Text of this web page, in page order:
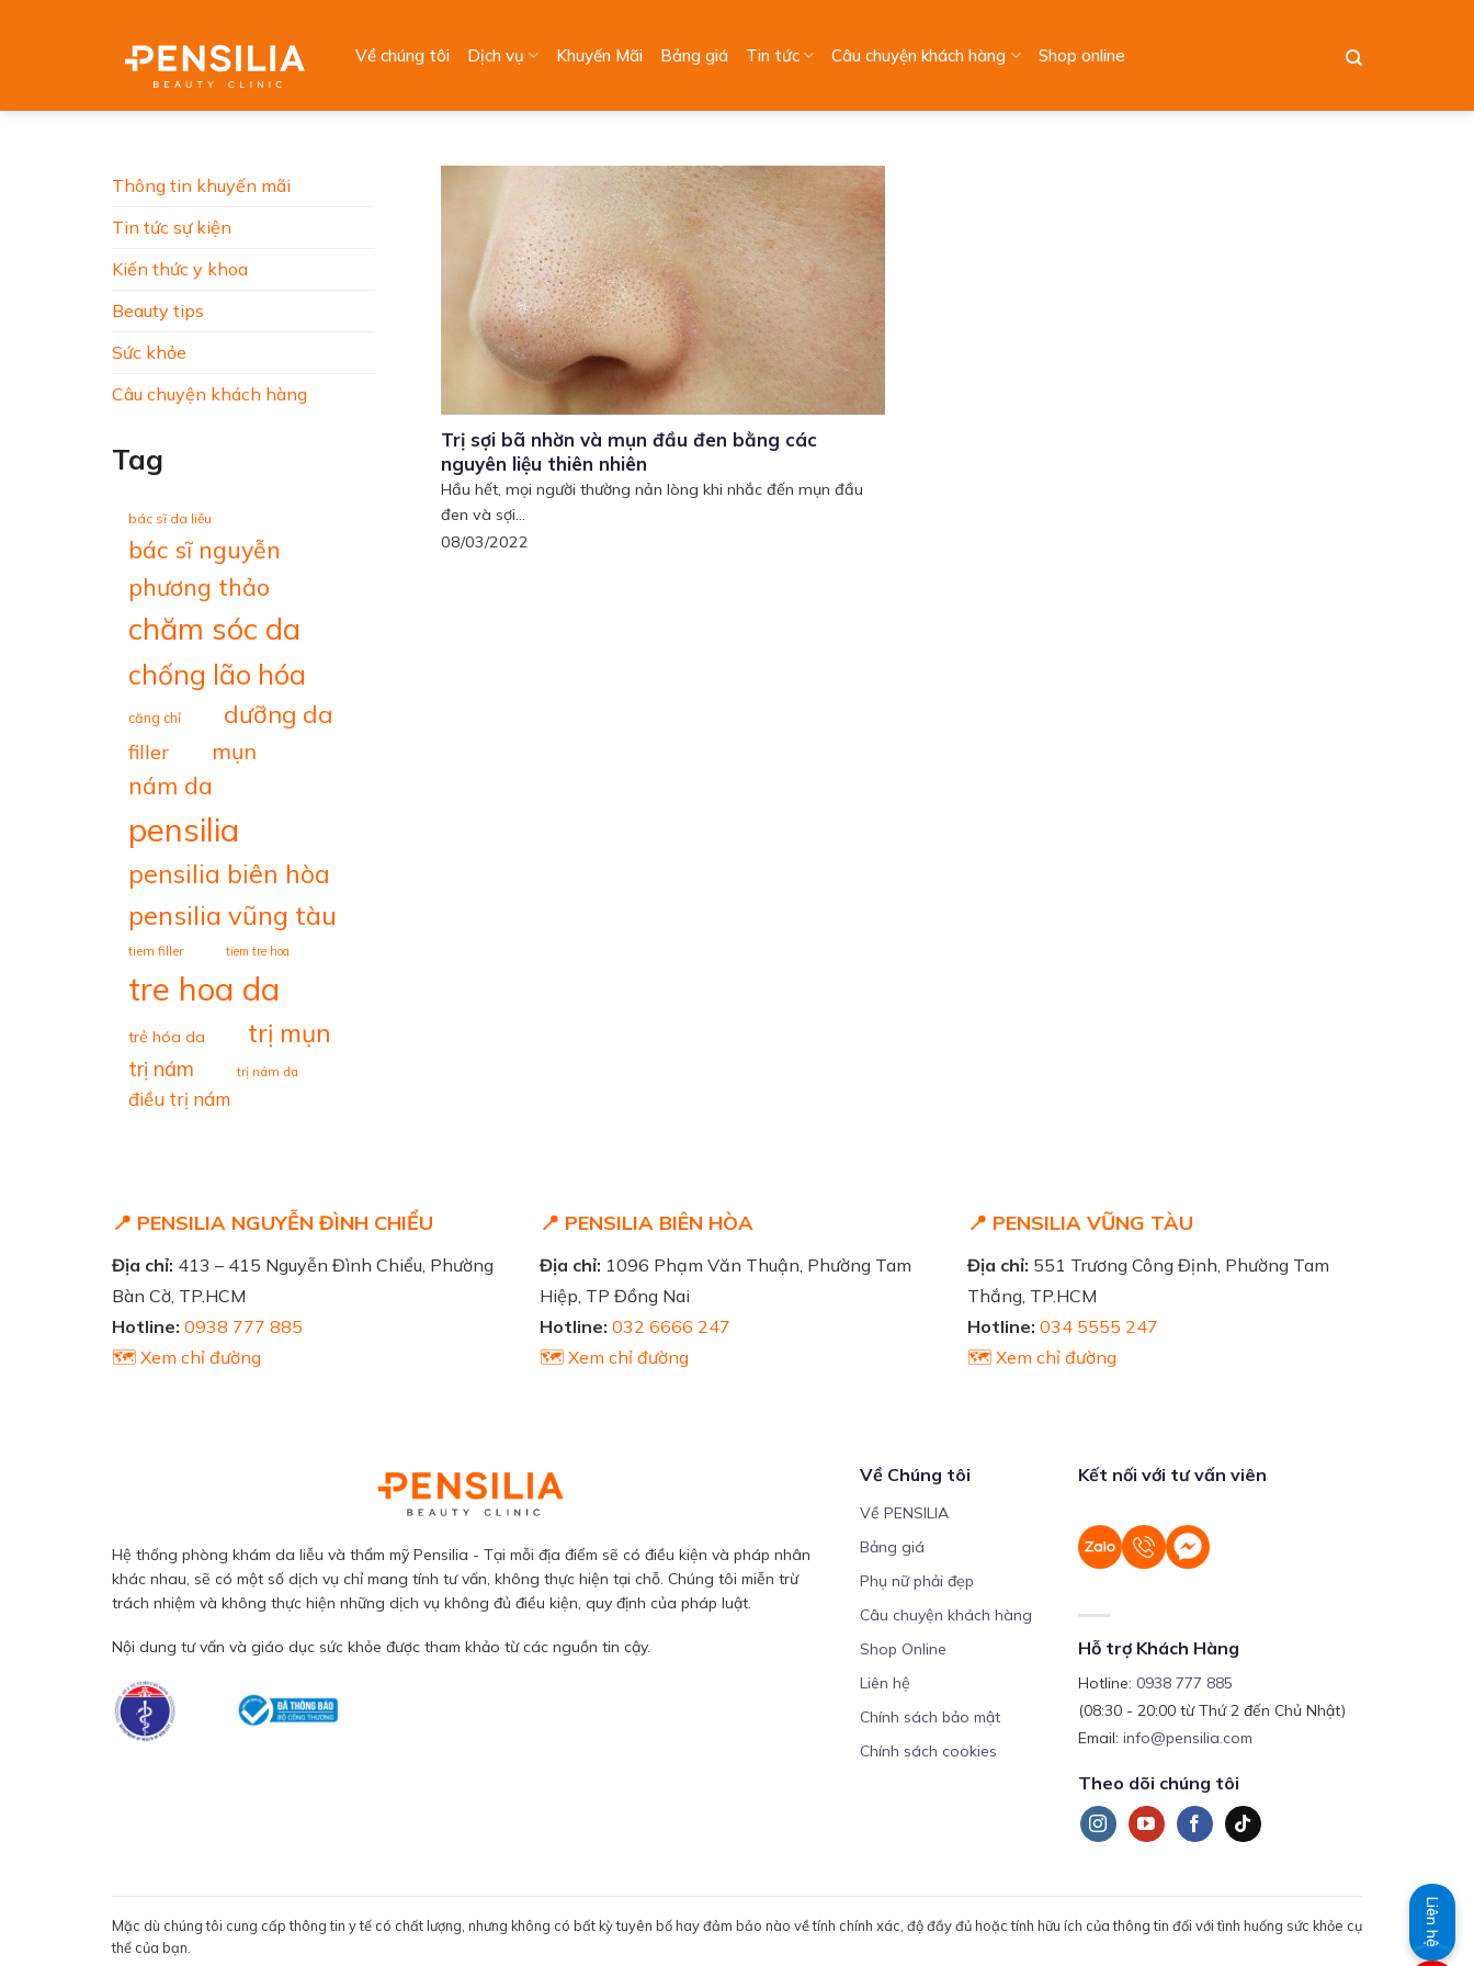
Về chúng tôi Dịch vụ Khuyến Mãi Bảng giá Tin tức Câu chuyện khách hàng Shop online
Thông tin khuyến mãi
Tin tức sự kiện
Kiến thức y khoa
Beauty tips
Sức khỏe
Câu chuyện khách hàng
Tag
bác sĩ da liễu
bác sĩ nguyễn
phương thảo
chăm sóc da
chống lão hóa
căng chỉ dưỡng da
filler mụn
nám da
pensilia
pensilia biên hòa
pensilia vũng tàu
tiem filler tiem tre hoa
tre hoa da
trẻ hóa da trị mụn
trị nám trị nám da
điều trị nám
Trị sợi bã nhờn và mụn đầu đen bằng các
nguyên liệu thiên nhiên
Hầu hết, mọi người thường nản lòng khi nhắc đến mụn đầu
đen và sợi...
08/03/2022
📍 PENSILIA NGUYỄN ĐÌNH CHIỂU
Địa chỉ: 413 – 415 Nguyễn Đình Chiểu, Phường
Bàn Cờ, TP.HCM
Hotline: 0938 777 885
🗺️ Xem chỉ đường
📍 PENSILIA BIÊN HÒA
Địa chỉ: 1096 Phạm Văn Thuận, Phường Tam
Hiệp, TP Đồng Nai
Hotline: 032 6666 247
🗺️ Xem chỉ đường
📍 PENSILIA VŨNG TÀU
Địa chỉ: 551 Trương Công Định, Phường Tam
Thắng, TP.HCM
Hotline: 034 5555 247
🗺️ Xem chỉ đường
Hệ thống phòng khám da liễu và thẩm mỹ Pensilia - Tại mỗi địa điểm sẽ có điều kiện và pháp nhân
khác nhau, sẽ có một số dịch vụ chỉ mang tính tư vấn, không thực hiện tại chỗ. Chúng tôi miễn trừ
trách nhiệm và không thực hiện những dịch vụ không đủ điều kiện, quy định của pháp luật.
Nội dung tư vấn và giáo dục sức khỏe được tham khảo từ các nguồn tin cậy.
Về Chúng tôi
Về PENSILIA
Bảng giá
Phụ nữ phải đẹp
Câu chuyện khách hàng
Shop Online
Liên hệ
Chính sách bảo mật
Chính sách cookies
Kết nối với tư vấn viên
Hỗ trợ Khách Hàng
Hotline:0938 777 885
(08:30 - 20:00 từ Thứ 2 đến Chủ Nhật)
Email:info@pensilia.com
Theo dõi chúng tôi
Mặc dù chúng tôi cung cấp thông tin y tế có chất lượng, nhưng không có bất kỳ tuyên bố hay đảm bảo nào về tính chính xác, độ đầy đủ hoặc tính hữu ích của thông tin đối với tình huống sức khỏe cụ
thể của bạn.
Liên hệ